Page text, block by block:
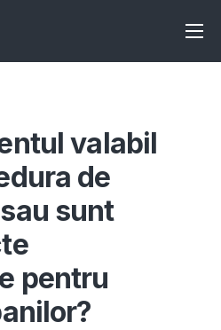
valabil
de
sunt
pentru